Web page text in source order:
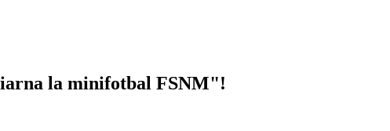
la minifotbal FSNM"!